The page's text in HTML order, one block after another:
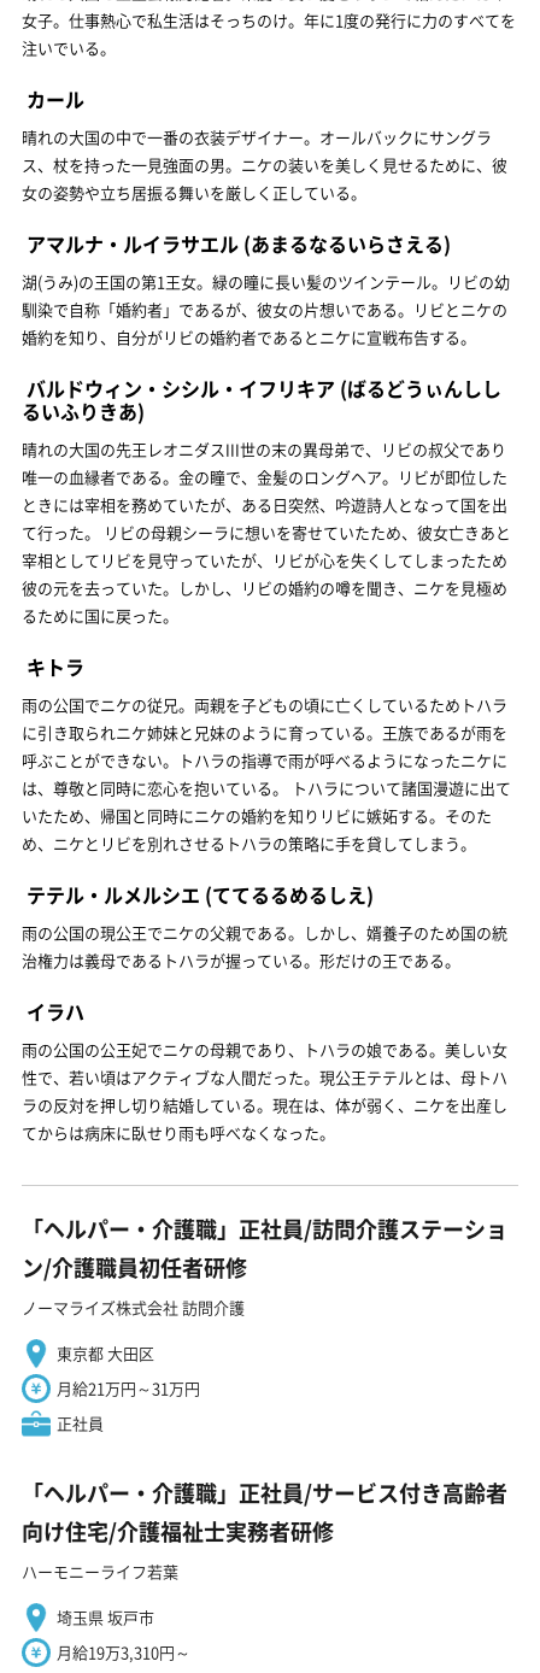
女子。仕事熱心で私生活はそっちのけ。年に1度の発行に力のすべてを
注いでいる。
カール
晴れの大国の中で一番の衣装デザイナー。オールバックにサングラ
ス、杖を持った一見強面の男。ニケの装いを美しく見せるために、彼
女の姿勢や立ち居振る舞いを厳しく正している。
アマルナ・ルイラサエル (あまるなるいらさえる)
湖(うみ)の王国の第1王女。緑の瞳に長い髪のツインテール。リビの幼
馴染で自称「婚約者」であるが、彼女の片想いである。リビとニケの
婚約を知り、自分がリビの婚約者であるとニケに宣戦布告する。
バルドウィン・シシル・イフリキア (ばるどうぃんしし
るいふりきあ)
晴れの大国の先王レオニダスIII世の末の異母弟で、リビの叔父であり
唯一の血縁者である。金の瞳で、金髪のロングヘア。リビが即位した
ときには宰相を務めていたが、ある日突然、吟遊詩人となって国を出
て行った。 リビの母親シーラに想いを寄せていたため、彼女亡きあと
宰相としてリビを見守っていたが、リビが心を失くしてしまったため
彼の元を去っていた。しかし、リビの婚約の噂を聞き、ニケを見極め
るために国に戻った。
キトラ
雨の公国でニケの従兄。両親を子どもの頃に亡くしているためトハラ
に引き取られニケ姉妹と兄妹のように育っている。王族であるが雨を
呼ぶことができない。トハラの指導で雨が呼べるようになったニケに
は、尊敬と同時に恋心を抱いている。 トハラについて諸国漫遊に出て
いたため、帰国と同時にニケの婚約を知りリビに嫉妬する。そのた
め、ニケとリビを別れさせるトハラの策略に手を貸してしまう。
テテル・ルメルシエ (ててるるめるしえ)
雨の公国の現公王でニケの父親である。しかし、婿養子のため国の統
治権力は義母であるトハラが握っている。形だけの王である。
イラハ
雨の公国の公王妃でニケの母親であり、トハラの娘である。美しい女
性で、若い頃はアクティブな人間だった。現公王テテルとは、母トハ
ラの反対を押し切り結婚している。現在は、体が弱く、ニケを出産し
てからは病床に臥せり雨も呼べなくなった。
「ヘルパー・介護職」正社員/訪問介護ステーショ
ン/介護職員初任者研修
ノーマライズ株式会社 訪問介護
東京都 大田区
月給21万円～31万円
正社員
「ヘルパー・介護職」正社員/サービス付き高齢者
向け住宅/介護福祉士実務者研修
ハーモニーライフ若葉
埼玉県 坂戸市
月給19万3,310円～